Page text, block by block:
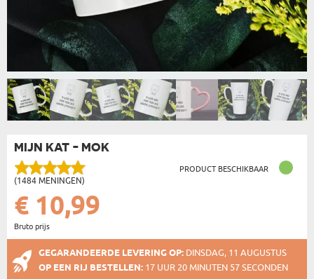
MIJN KAT - MOK
(1484 MENINGEN)
PRODUCT BESCHIKBAAR
€ 10,99
Bruto prijs
GEGARANDEERDE LEVERING OP: DINSDAG, 11 AUGUSTUS
OP EEN RIJ BESTELLEN: 17 UUR 20 MINUTEN 56 SECONDEN